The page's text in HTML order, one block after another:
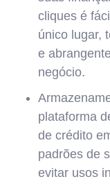
cliques é
único lugar,
e
negócio.
plataforma
de crédito
padrões de
evitar usos